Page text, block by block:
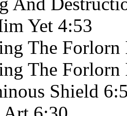
Yet 4:53
The Forlorn
The Forlorn
Shield